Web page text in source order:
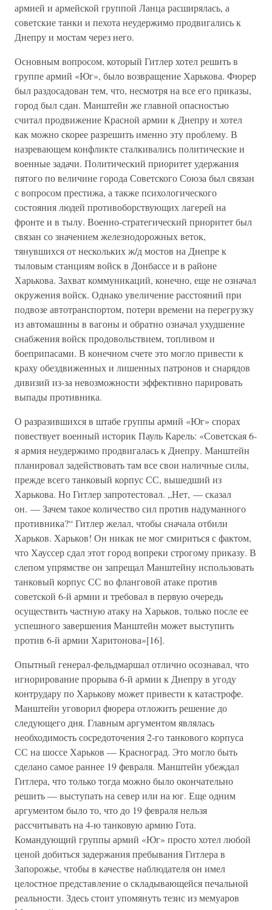
армией и армейской группой Ланца расширялась, а
советские танки и пехота неудержимо продвигались к
Днепру и мостам через него.
Основным вопросом, который Гитлер хотел решить в
группе армий «Юг», было возвращение Харькова. Фюрер
был раздосадован тем, что, несмотря на все его приказы,
город был сдан. Манштейн же главной опасностью
считал продвижение Красной армии к Днепру и хотел
как можно скорее разрешить именно эту проблему. В
назревающем конфликте сталкивались политические и
военные задачи. Политический приоритет удержания
пятого по величине города Советского Союза был связан
с вопросом престижа, а также психологического
состояния людей противоборствующих лагерей на
фронте и в тылу. Военно-стратегический приоритет был
связан со значением железнодорожных веток,
тянувшихся от нескольких ж/д мостов на Днепре к
тыловым станциям войск в Донбассе и в районе
Харькова. Захват коммуникаций, конечно, еще не означал
окружения войск. Однако увеличение расстояний при
подвозе автотранспортом, потери времени на перегрузку
из автомашины в вагоны и обратно означал ухудшение
снабжения войск продовольствием, топливом и
боеприпасами. В конечном счете это могло привести к
краху обездвиженных и лишенных патронов и снарядов
дивизий из-за невозможности эффективно парировать
выпады противника.
О разразившихся в штабе группы армий «Юг» спорах
повествует военный историк Пауль Карель: «Советская 6-
я армия неудержимо продвигалась к Днепру. Манштейн
планировал задействовать там все свои наличные силы,
прежде всего танковый корпус СС, вышедший из
Харькова. Но Гитлер запротестовал. „Нет, — сказал
он. — Зачем такое количество сил против надуманного
противника?“ Гитлер желал, чтобы сначала отбили
Харьков. Харьков! Он никак не мог смириться с фактом,
что Хауссер сдал этот город вопреки строгому приказу. В
слепом упрямстве он запрещал Манштейну использовать
танковый корпус СС во фланговой атаке против
советской 6-й армии и требовал в первую очередь
осуществить частную атаку на Харьков, только после ее
успешного завершения Манштейн может выступить
против 6-й армии Харитонова»[16].
Опытный генерал-фельдмаршал отлично осознавал, что
игнорирование прорыва 6-й армии к Днепру в угоду
контрудару по Харькову может привести к катастрофе.
Манштейн уговорил фюрера отложить решение до
следующего дня. Главным аргументом являлась
необходимость сосредоточения 2-го танкового корпуса
СС на шоссе Харьков — Красноград. Это могло быть
сделано самое раннее 19 февраля. Манштейн убеждал
Гитлера, что только тогда можно было окончательно
решить — выступать на север или на юг. Еще одним
аргументом было то, что до 19 февраля нельзя
рассчитывать на 4-ю танковую армию Гота.
Командующий группы армий «Юг» просто хотел любой
ценой добиться задержания пребывания Гитлера в
Запорожье, чтобы в качестве наблюдателя он имел
целостное представление о складывающейся печальной
реальности. Здесь стоит упомянуть тезис из мемуаров